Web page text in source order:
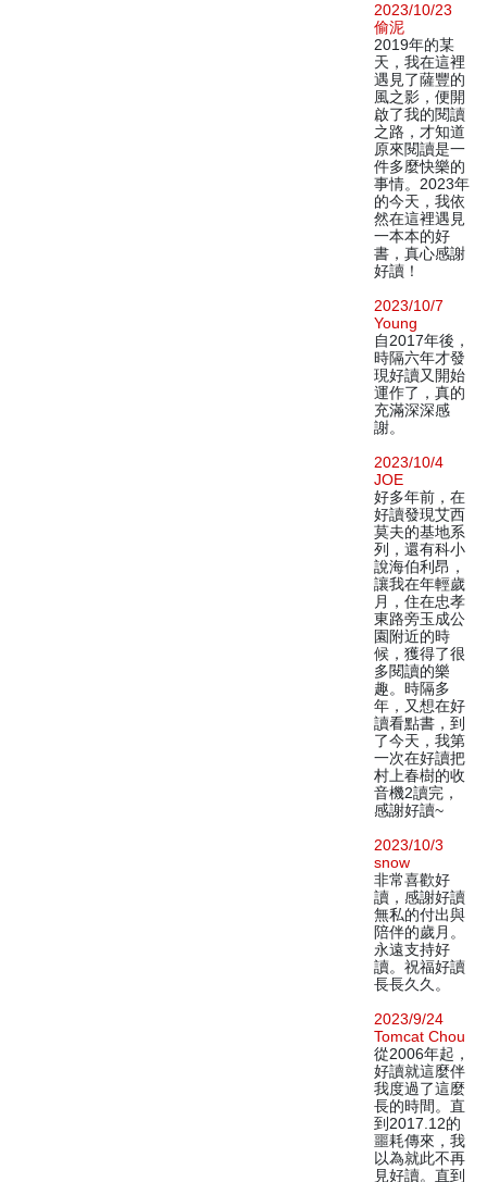
2023/10/23
偷泥
2019年的某
天，我在這裡
遇見了薩豐的
風之影，便開
啟了我的閱讀
之路，才知道
原來閱讀是一
件多麼快樂的
事情。2023年
的今天，我依
然在這裡遇見
一本本的好
書，真心感謝
好讀！
2023/10/7
Young
自2017年後，
時隔六年才發
現好讀又開始
運作了，真的
充滿深深感
謝。
2023/10/4
JOE
好多年前，在
好讀發現艾西
莫夫的基地系
列，還有科小
說海伯利昂，
讓我在年輕歲
月，住在忠孝
東路旁玉成公
園附近的時
候，獲得了很
多閱讀的樂
趣。時隔多
年，又想在好
讀看點書，到
了今天，我第
一次在好讀把
村上春樹的收
音機2讀完，
感謝好讀~
2023/10/3
snow
非常喜歡好
讀，感謝好讀
無私的付出與
陪伴的歲月。
永遠支持好
讀。祝福好讀
長長久久。
2023/9/24
Tomcat Chou
從2006年起，
好讀就這麼伴
我度過了這麼
長的時間。直
到2017.12的
噩耗傳來，我
以為就此不再
見好讀。直到